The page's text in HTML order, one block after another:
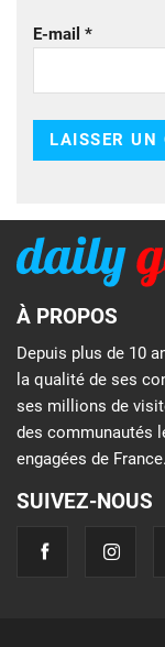
E-mail *
À PROPOS
Depuis plus de 10
la qualité de ses
ses millions de
des communautés
engagées de France.
SUIVEZ-NOUS